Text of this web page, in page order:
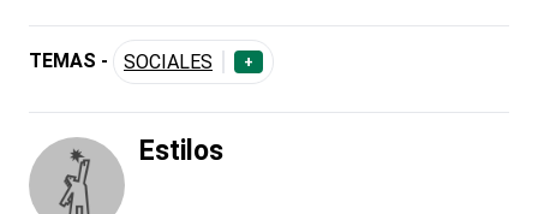
TEMAS - SOCIALES +
Estilos